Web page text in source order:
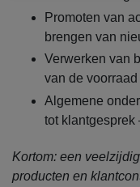
Promoten van
brengen van
Verwerken van
van de voorraad
Algemene
tot klantgesprek
Kortom: een
producten en